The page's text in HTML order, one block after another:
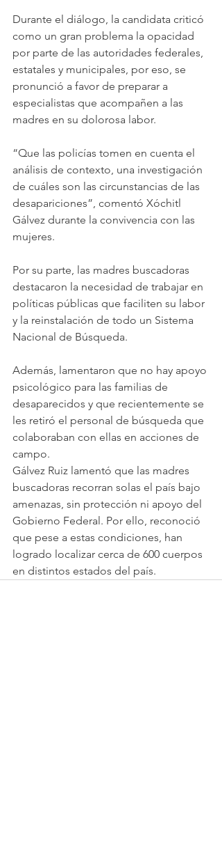
Durante el diálogo, la candidata criticó
como un gran problema la opacidad
por parte de las autoridades federales,
estatales y municipales, por eso, se
pronunció a favor de preparar a
especialistas que acompañen a las
madres en su dolorosa labor.
“Que las policías tomen en cuenta el
análisis de contexto, una investigación
de cuáles son las circunstancias de las
desapariciones”, comentó Xóchitl
Gálvez durante la convivencia con las
mujeres.
Por su parte, las madres buscadoras
destacaron la necesidad de trabajar en
políticas públicas que faciliten su labor
y la reinstalación de todo un Sistema
Nacional de Búsqueda.
Además, lamentaron que no hay apoyo
psicológico para las familias de
desaparecidos y que recientemente se
les retiró el personal de búsqueda que
colaboraban con ellas en acciones de
campo.
Gálvez Ruiz lamentó que las madres
buscadoras recorran solas el país bajo
amenazas, sin protección ni apoyo del
Gobierno Federal. Por ello, reconoció
que pese a estas condiciones, han
logrado localizar cerca de 600 cuerpos
en distintos estados del país.